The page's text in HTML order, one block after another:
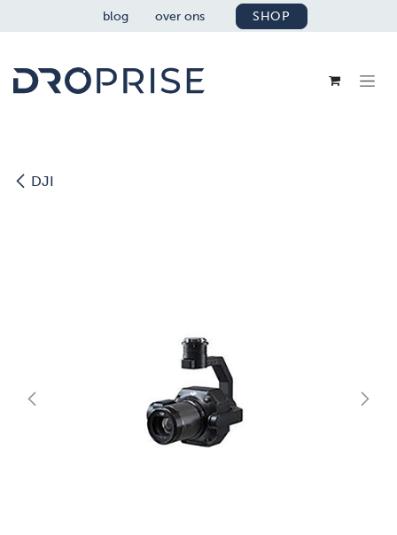
OVERSLAAN NAAR INHOUD
blog over ons SHOP
DJI